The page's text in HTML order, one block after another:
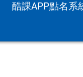
酷課APP點名系